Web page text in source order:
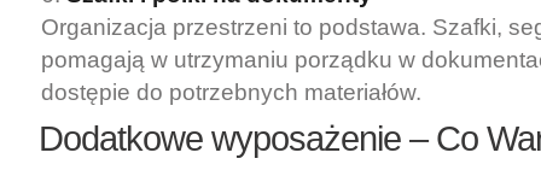
Organizacja przestrzeni to podstawa. Szafki,
pomagają w utrzymaniu porządku w
dostępie do potrzebnych materiałów.
Dodatkowe wyposażenie – Co